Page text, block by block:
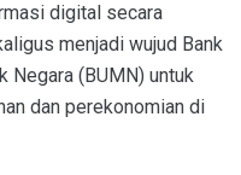
digital secara
menjadi wujud Bank
Negara (BUMN) untuk
dan perekonomian di